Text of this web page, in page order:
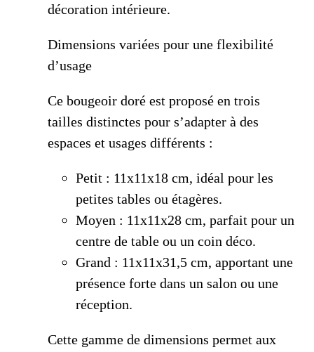
décoration intérieure.
Dimensions variées pour une flexibilité
d’usage
Ce bougeoir doré est proposé en trois
tailles distinctes pour s’adapter à des
espaces et usages différents :
Petit : 11x11x18 cm, idéal pour les
petites tables ou étagères.
Moyen : 11x11x28 cm, parfait pour un
centre de table ou un coin déco.
Grand : 11x11x31,5 cm, apportant une
présence forte dans un salon ou une
réception.
Cette gamme de dimensions permet aux